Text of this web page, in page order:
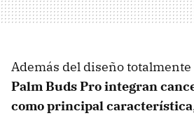
Además del diseño
Palm Buds Pro integran
como principal característica